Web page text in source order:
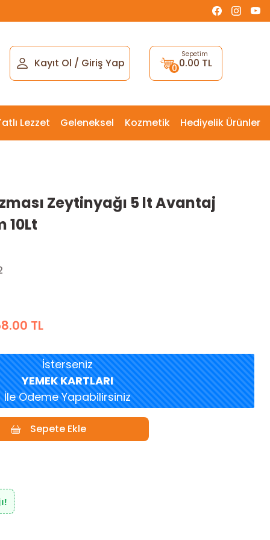
Kayıt Ol / Giriş Yap
Sepetim
0.00 TL
0
Lezzet Geleneksel Kozmetik Hediyelik Ürünler
Zeytinyağı 5 lt Avantaj
10Lt
TL
İsterseniz
YEMEK KARTLARI
İle Ödeme Yapabilirsiniz
Sepete Ekle